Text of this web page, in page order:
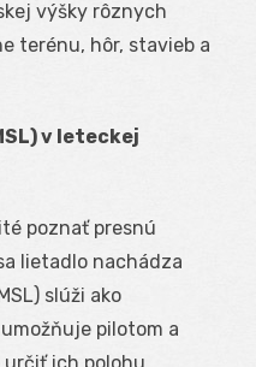
výšky rôznych
terénu, hôr, stavieb a
v leteckej
poznať presnú
lietadlo nachádza
slúži ako
pilotom a